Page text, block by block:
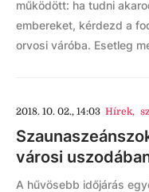
működött: ha tudni
embereket, kérdezd a
orvosi váróba. Esetleg
2018. 10. 02., 14:03 Hírek,
városi
A hűvösebb időjárás